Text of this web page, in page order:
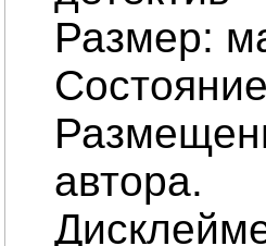
Размер:
автора.